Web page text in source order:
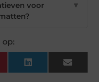
voor
▼
op:
LinkedIn Email